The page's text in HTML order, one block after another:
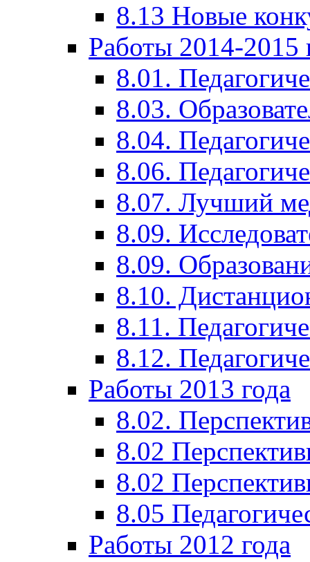
8.13 Новые
Работы 2014-2015
8.01.
8.03.
8.04.
8.06.
8.07. Лучший
8.09.
8.09.
8.10.
8.11.
8.12.
Работы 2013 года
8.02.
8.02
8.02
8.05
Работы 2012 года